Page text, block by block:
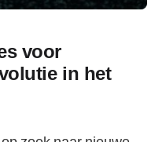
voor
in het